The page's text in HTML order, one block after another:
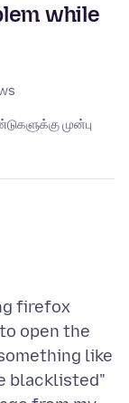
while
முன்பு
firefox
open the
like
blacklisted"